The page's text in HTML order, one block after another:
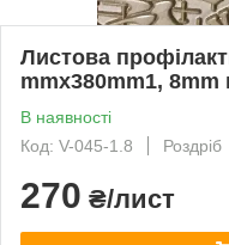
Листова
mmx380mm1, 8mm
В наявності
Код: V-045-1.8
Роздріб
270 ₴/лист